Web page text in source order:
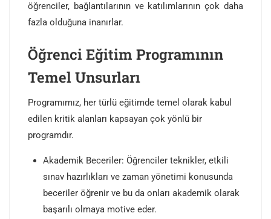
öğrenciler, bağlantılarının ve katılımlarının çok daha
fazla olduğuna inanırlar.
Öğrenci Eğitim Programının
Temel Unsurları
Programımız, her türlü eğitimde temel olarak kabul
edilen kritik alanları kapsayan çok yönlü bir
programdır.
Akademik Beceriler: Öğrenciler teknikler, etkili
sınav hazırlıkları ve zaman yönetimi konusunda
beceriler öğrenir ve bu da onları akademik olarak
başarılı olmaya motive eder.